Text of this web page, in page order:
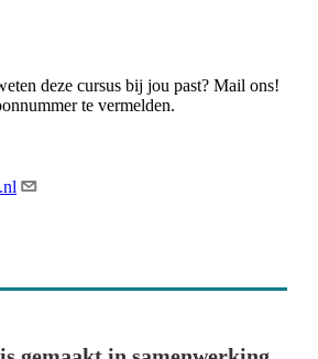
deze cursus bij jou past? Mail ons!
te vermelden.